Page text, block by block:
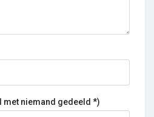
met niemand gedeeld *)